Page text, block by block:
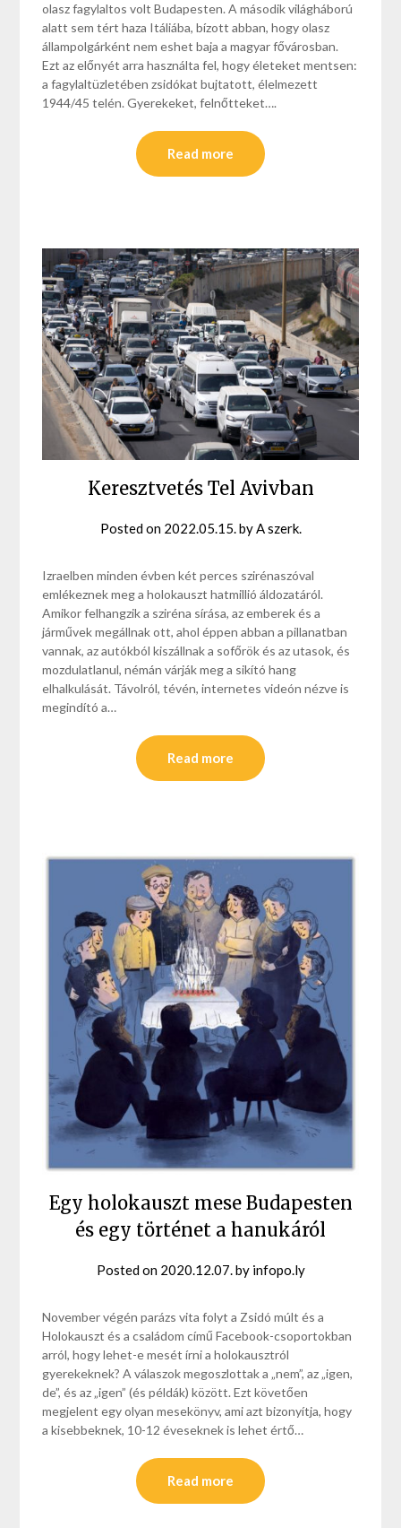
olasz fagylaltos volt Budapesten. A második világháború
alatt sem tért haza Itáliába, bízott abban, hogy olasz
állampolgárként nem eshet baja a magyar fővárosban.
Ezt az előnyét arra használta fel, hogy életeket mentsen:
a fagylaltüzletében zsidókat bujtatott, élelmezett
1944/45 telén. Gyerekeket, felnőtteket….
Read more
Keresztvetés Tel Avivban
Posted on 2022.05.15.byA szerk.
Izraelben minden évben két perces szirénaszóval
emlékeznek meg a holokauszt hatmillió áldozatáról.
Amikor felhangzik a sziréna sírása, az emberek és a
járművek megállnak ott, ahol éppen abban a pillanatban
vannak, az autókból kiszállnak a sofőrök és az utasok, és
mozdulatlanul, némán várják meg a sikító hang
elhalkulását. Távolról, tévén, internetes videón nézve is
megindító a…
Read more
Egy holokauszt mese Budapesten
és egy történet a hanukáról
Posted on 2020.12.07.by infopo.ly
November végén parázs vita folyt a Zsidó múlt és a
Holokauszt és a családom című Facebook-csoportokban
arról, hogy lehet-e mesét írni a holokausztról
gyerekeknek? A válaszok megoszlottak a „nem”, az „igen,
de”, és az „igen” (és példák) között. Ezt követően
megjelent egy olyan mesekönyv, ami azt bizonyítja, hogy
a kisebbeknek, 10-12 éveseknek is lehet értő…
Read more